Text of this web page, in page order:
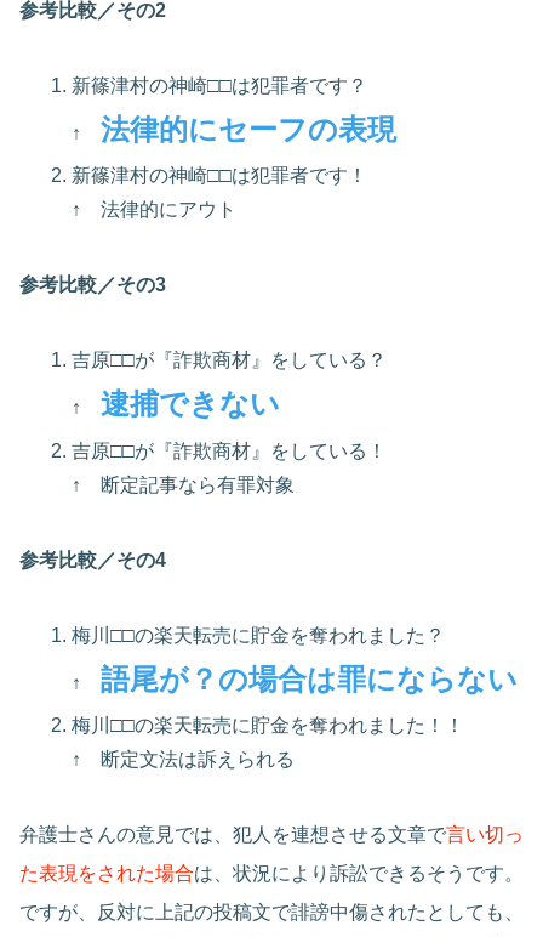
参考比較／その2
新篠津村の神崎□□は犯罪者です？
↑ 法律的にセーフの表現
新篠津村の神崎□□は犯罪者です！
↑ 法律的にアウト
参考比較／その3
吉原□□が『詐欺商材』をしている？
↑逮捕できない
吉原□□が『詐欺商材』をしている！
↑ 断定記事なら有罪対象
参考比較／その4
梅川□□の楽天転売に貯金を奪われました？
↑語尾が？の場合は罪にならない
梅川□□の楽天転売に貯金を奪われました！！
↑ 断定文法は訴えられる
弁護士さんの意見では、犯人を連想させる文章で言い切っ
た表現をされた場合は、状況により訴訟できるそうです。
ですが、反対に上記の投稿文で誹謗中傷されたとしても、